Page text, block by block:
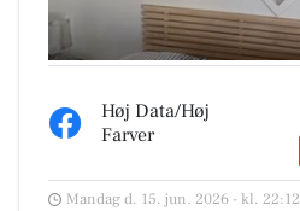
Høj Data/Høj
Farver
Mandag d. 15. jun. 2026 - kl. 22:12